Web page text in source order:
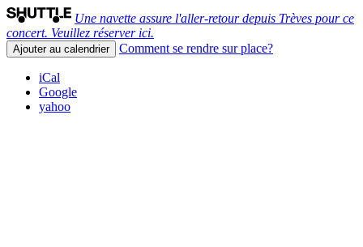
Une navette assure l'aller-retour depuis Trèves pour ce
concert. Veuillez réserver ici.
Ajouter au calendrier Comment se rendre sur place?
iCal
Google
yahoo